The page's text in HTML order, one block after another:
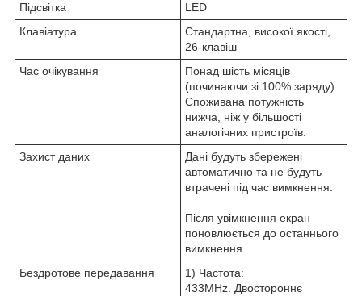
Підсвітка
LED
Клавіатура
Стандартна, високої якості,
26-клавіш
Час очікування
Понад шість місяців
(починаючи зі 100% заряду).
Споживана потужність
нижча, ніж у більшості
аналогічних пристроїв.
Захист даних
Дані будуть збережені
автоматично та не будуть
втрачені під час вимкнення.
Після увімкнення екран
поновлюється до останнього
вимкнення.
Бездротове передавання
1) Частота:
433MHz. Двостороннє